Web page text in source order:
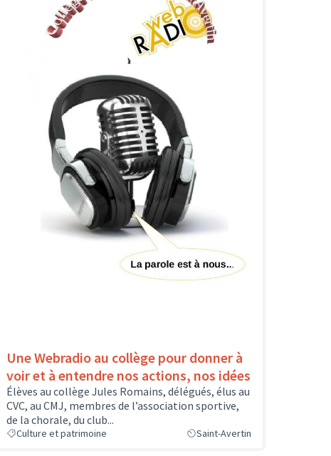
Une Webradio au collège pour donner à
voir et à entendre nos actions, nos idées
Élèves au collège Jules Romains, délégués, élus au
CVC, au CMJ, membres de l’association sportive,
de la chorale, du club...
Culture et patrimoine Saint-Avertin